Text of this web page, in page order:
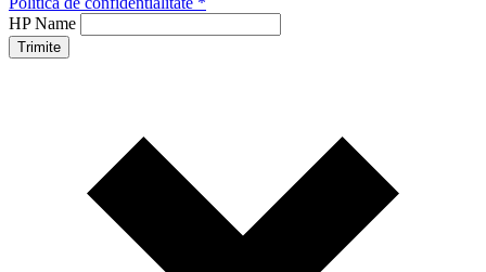
HP Name
Trimite